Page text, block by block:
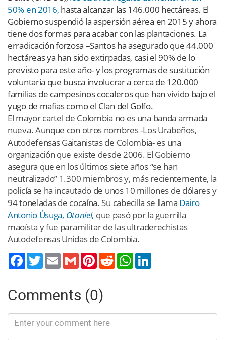
50% en 2016, hasta alcanzar las 146.000 hectáreas. El
Gobierno suspendió la aspersión aérea en 2015 y ahora
tiene dos formas para acabar con las plantaciones. La
erradicación forzosa –Santos ha asegurado que 44.000
hectáreas ya han sido extirpadas, casi el 90% de lo
previsto para este año- y los programas de sustitución
voluntaria que busca involucrar a cerca de 120.000
familias de campesinos cocaleros que han vivido bajo el
yugo de mafias como el Clan del Golfo.
El mayor cartel de Colombia no es una banda armada
nueva. Aunque con otros nombres -Los Urabeños,
Autodefensas Gaitanistas de Colombia- es una
organización que existe desde 2006. El Gobierno
asegura que en los últimos siete años “se han
neutralizado” 1.300 miembros y, más recientemente, la
policía se ha incautado de unos 10 millones de dólares y
94 toneladas de cocaína. Su cabecilla se llama Dairo
Antonio Úsuga, Otoniel, que pasó por la guerrilla
maoísta y fue paramilitar de las ultraderechistas
Autodefensas Unidas de Colombia.
TwitterEmail Gmail PinterestReddit WhatsApp
Comments (0)